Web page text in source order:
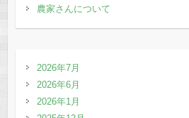
農家さんについて
2026年7月
2026年6月
2026年1月